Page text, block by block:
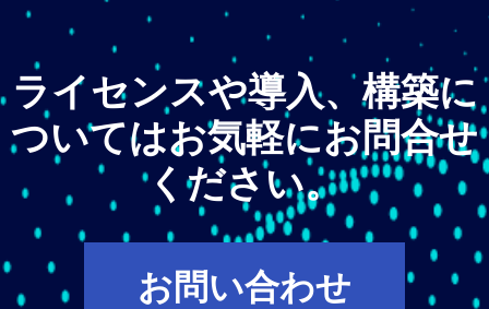
ライセンスや導入、構築に
ついてはお気軽にお問合せ
ください。
お問い合わせ